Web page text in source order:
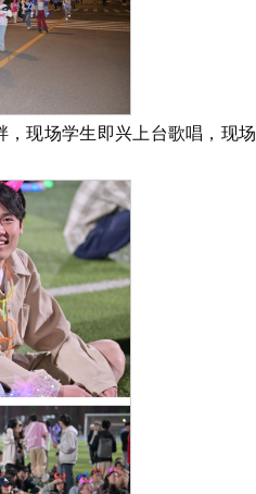
现场学生即兴上台歌唱，现场